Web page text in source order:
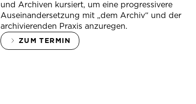
und Archiven kursiert, um eine progressivere
Auseinandersetzung mit „dem Archiv“ und der
archivierenden Praxis anzuregen.
ZUM TERMIN